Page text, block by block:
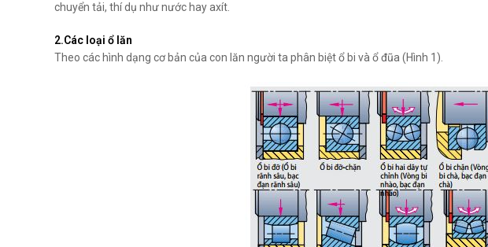
chuyển tải, thí dụ như nước hay axít.
2.Các loại ổ lăn
Theo các hình dạng cơ bản của con lăn người ta phân biệt ổ bi và ổ đũa (Hình 1).